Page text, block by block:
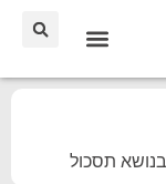
תסכול